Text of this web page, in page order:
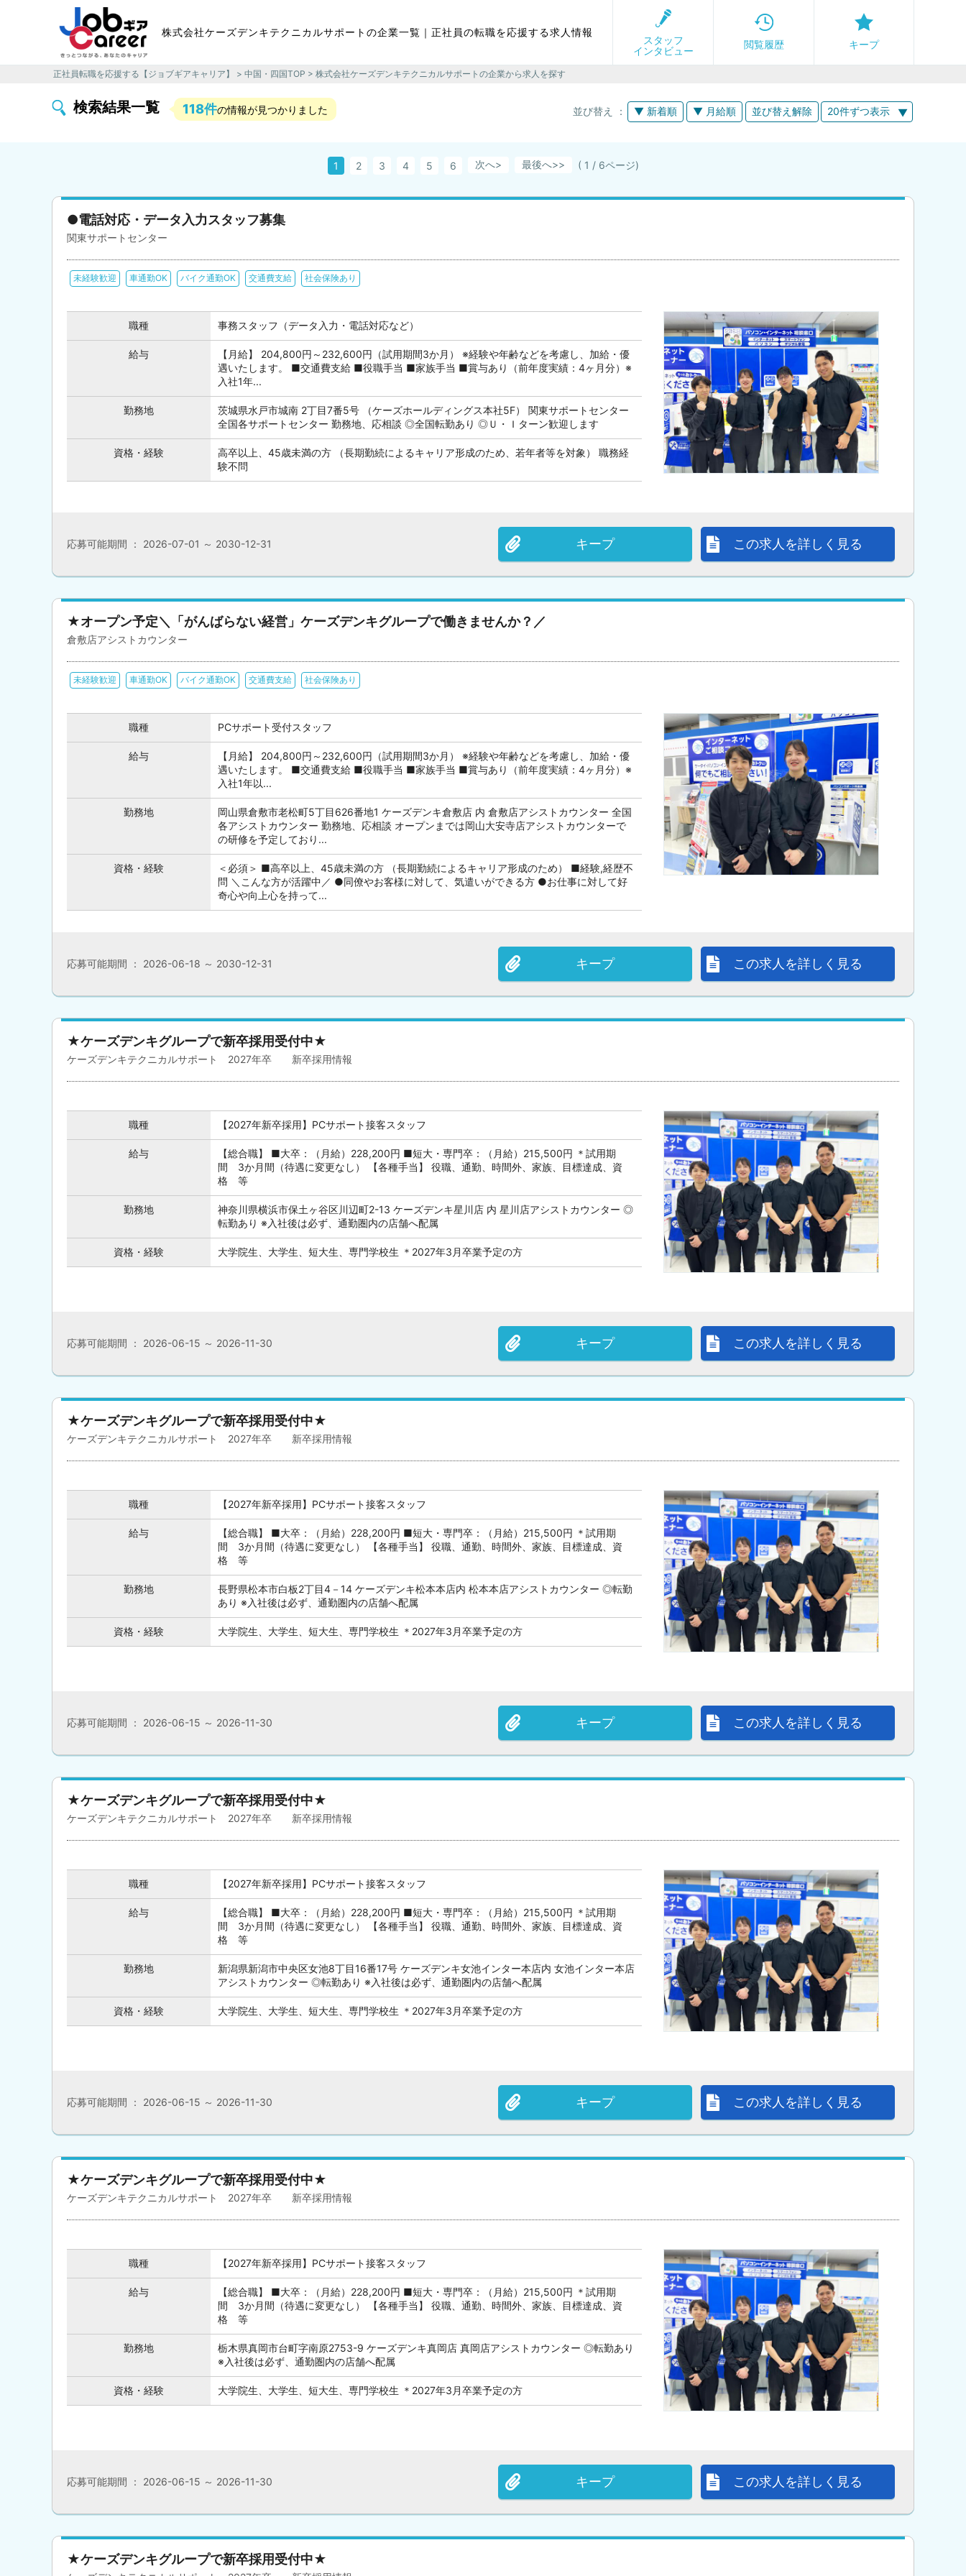
株式会社ケーズデンキテクニカルサポートの企業一覧｜正社員の転職を応援する求人情報
スタッフ
インタビュー
閲覧履歴 キープ
正社員転職を応援する【ジョブギアキャリア】 > 中国・四国TOP > 株式会社ケーズデンキテクニカルサポートの企業から求人を探す
検索結果一覧 118件の情報が見つかりました 20件ずつ表示
並び替え ： ▼ 新着順 ▼ 月給順 並び替え解除
1 2 3 4 5 6 次へ> 最後へ ( 1 / 6ページ)
●電話対応・データ入力スタッフ募集
関東サポートセンター
未経験歓迎 車通勤OK バイク通勤OK 交通費支給 社会保険あり
職種 事務スタッフ（データ入力・電話対応など）
給与
【月給】 204,800円～232,600円（試用期間3か月） ※経験や年齢などを考慮し、加給・優
遇いたします。 ■交通費支給 ■役職手当 ■家族手当 ■賞与あり（前年度実績：4ヶ月分）※
入社1年...
勤務地
茨城県水戸市城南 2丁目7番5号 （ケーズホールディングス本社5F） 関東サポートセンター
全国各サポートセンター 勤務地、応相談 ◎全国転勤あり ◎Ｕ・Ｉターン歓迎します
資格・経験
高卒以上、45歳未満の方 （長期勤続によるキャリア形成のため、若年者等を対象） 職務経
験不問
この求人を詳しく見る
キープ
応募可能期間 ： 2026-07-01 ～ 2030-12-31
★オープン予定＼「がんばらない経営」ケーズデンキグループで働きませんか？／
倉敷店アシストカウンター
未経験歓迎 車通勤OK バイク通勤OK 交通費支給 社会保険あり
職種 PCサポート受付スタッフ
給与
【月給】 204,800円～232,600円（試用期間3か月） ※経験や年齢などを考慮し、加給・優
遇いたします。 ■交通費支給 ■役職手当 ■家族手当 ■賞与あり（前年度実績：4ヶ月分）※
入社1年以...
勤務地
岡山県倉敷市老松町5丁目626番地1 ケーズデンキ倉敷店 内 倉敷店アシストカウンター 全国
各アシストカウンター 勤務地、応相談 オープンまでは岡山大安寺店アシストカウンターで
の研修を予定しており...
資格・経験
＜必須＞ ■高卒以上、45歳未満の方 （長期勤続によるキャリア形成のため） ■経験,経歴不
問 ＼こんな方が活躍中／ ●同僚やお客様に対して、気遣いができる方 ●お仕事に対して好
奇心や向上心を持って...
この求人を詳しく見る
キープ
応募可能期間 ： 2026-06-18 ～ 2030-12-31
★ケーズデンキグループで新卒採用受付中★
ケーズデンキテクニカルサポート 2027年卒 新卒採用情報
職種 【2027年新卒採用】PCサポート接客スタッフ
給与
【総合職】 ■大卒：（月給）228,200円 ■短大・専門卒：（月給）215,500円 ＊試用期
間 3か月間（待遇に変更なし） 【各種手当】 役職、通勤、時間外、家族、目標達成、資
格 等
勤務地
神奈川県横浜市保土ヶ谷区川辺町2-13 ケーズデンキ星川店 内 星川店アシストカウンター ◎
転勤あり ※入社後は必ず、通勤圏内の店舗へ配属
資格・経験 大学院生、大学生、短大生、専門学校生 ＊2027年3月卒業予定の方
この求人を詳しく見る
キープ
応募可能期間 ： 2026-06-15 ～ 2026-11-30
★ケーズデンキグループで新卒採用受付中★
ケーズデンキテクニカルサポート 2027年卒 新卒採用情報
職種 【2027年新卒採用】PCサポート接客スタッフ
給与
【総合職】 ■大卒：（月給）228,200円 ■短大・専門卒：（月給）215,500円 ＊試用期
間 3か月間（待遇に変更なし） 【各種手当】 役職、通勤、時間外、家族、目標達成、資
格 等
勤務地
長野県松本市白板2丁目4－14 ケーズデンキ松本本店内 松本本店アシストカウンター ◎転勤
あり ※入社後は必ず、通勤圏内の店舗へ配属
資格・経験 大学院生、大学生、短大生、専門学校生 ＊2027年3月卒業予定の方
この求人を詳しく見る
キープ
応募可能期間 ： 2026-06-15 ～ 2026-11-30
★ケーズデンキグループで新卒採用受付中★
ケーズデンキテクニカルサポート 2027年卒 新卒採用情報
職種 【2027年新卒採用】PCサポート接客スタッフ
給与
【総合職】 ■大卒：（月給）228,200円 ■短大・専門卒：（月給）215,500円 ＊試用期
間 3か月間（待遇に変更なし） 【各種手当】 役職、通勤、時間外、家族、目標達成、資
格 等
勤務地
新潟県新潟市中央区女池8丁目16番17号 ケーズデンキ女池インター本店内 女池インター本店
アシストカウンター ◎転勤あり ※入社後は必ず、通勤圏内の店舗へ配属
資格・経験 大学院生、大学生、短大生、専門学校生 ＊2027年3月卒業予定の方
この求人を詳しく見る
キープ
応募可能期間 ： 2026-06-15 ～ 2026-11-30
★ケーズデンキグループで新卒採用受付中★
ケーズデンキテクニカルサポート 2027年卒 新卒採用情報
職種 【2027年新卒採用】PCサポート接客スタッフ
給与
【総合職】 ■大卒：（月給）228,200円 ■短大・専門卒：（月給）215,500円 ＊試用期
間 3か月間（待遇に変更なし） 【各種手当】 役職、通勤、時間外、家族、目標達成、資
格 等
勤務地
栃木県真岡市台町字南原2753-9 ケーズデンキ真岡店 真岡店アシストカウンター ◎転勤あり
※入社後は必ず、通勤圏内の店舗へ配属
資格・経験 大学院生、大学生、短大生、専門学校生 ＊2027年3月卒業予定の方
この求人を詳しく見る
キープ
応募可能期間 ： 2026-06-15 ～ 2026-11-30
★ケーズデンキグループで新卒採用受付中★